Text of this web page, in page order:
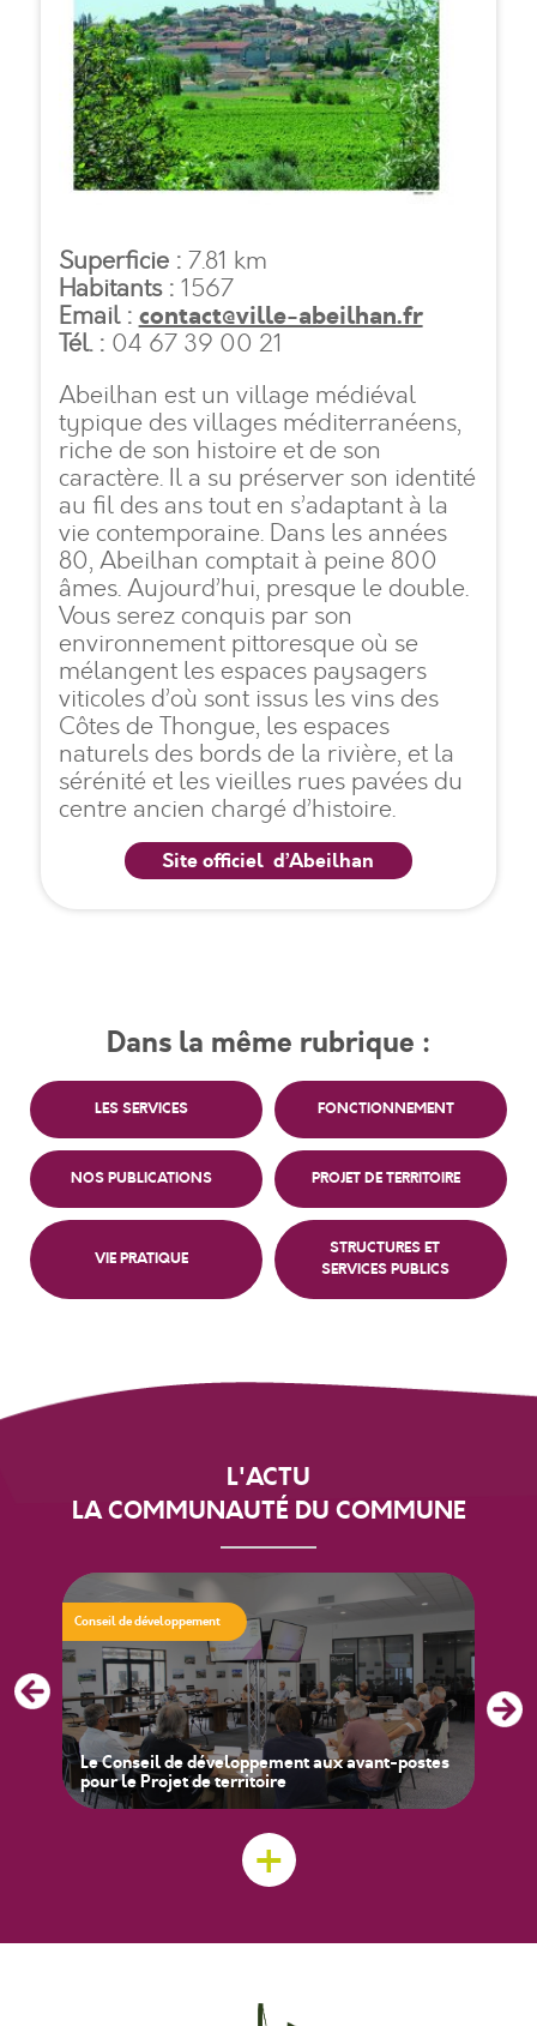
Causses et Veyran
Caussiniojouls
Faugères
Fouzilhon
Laurens
Magalas
Margon
Montesquieu
Murviel-les-Béziers
Neffiès
Pailhès
Pouzolles
Saint-Nazaire de Ladarez
Saint-Geniès de Fontedit
Vailhan
Superficie : 7.81 km
Habitants : 1567
Email : contact@ville-abeilhan.fr
Tél. : 04 67 39 00 21
Abeilhan est un village médiéval
typique des villages méditerranéens,
riche de son histoire et de son
caractère. Il a su préserver son identité
au fil des ans tout en s’adaptant à la
vie contemporaine. Dans les années
80, Abeilhan comptait à peine 800
âmes. Aujourd’hui, presque le double.
Vous serez conquis par son
environnement pittoresque où se
mélangent les espaces paysagers
viticoles d’où sont issus les vins des
Côtes de Thongue, les espaces
naturels des bords de la rivière, et la
sérénité et les vieilles rues pavées du
centre ancien chargé d’histoire.
Site officiel d’Abeilhan
Dans la même rubrique :
LES SERVICES FONCTIONNEMENT
NOS PUBLICATIONS PROJET DE TERRITOIRE
VIE PRATIQUE
STRUCTURES ET
SERVICES PUBLICS
L'ACTU
LA COMMUNAUTÉ DU COMMUNE
Conseil de développement
Le Conseil de développement aux avant-postes
pour le Projet de territoire
+